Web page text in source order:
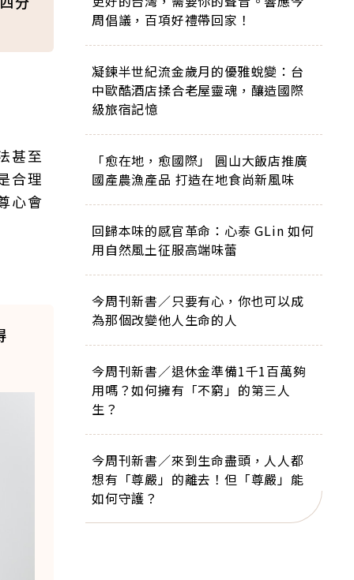
甚至
合理
心會
周倡議，百項好禮帶回家！
凝鍊半世紀流金歲月的優雅蛻變：台
中歐酷酒店揉合老屋靈魂，釀造國際
級旅宿記憶
「愈在地，愈國際」 圓山大飯店推廣
國產農漁產品 打造在地食尚新風味
回歸本味的感官革命：心泰 GLin 如何
用自然風土征服高端味蕾
今周刊新書／只要有心，你也可以成
為那個改變他人生命的人
今周刊新書／退休金準備1千1百萬夠
用嗎？如何擁有「不窮」的第三人
生？
今周刊新書／來到生命盡頭，人人都
想有「尊嚴」的離去！但「尊嚴」能
如何守護？